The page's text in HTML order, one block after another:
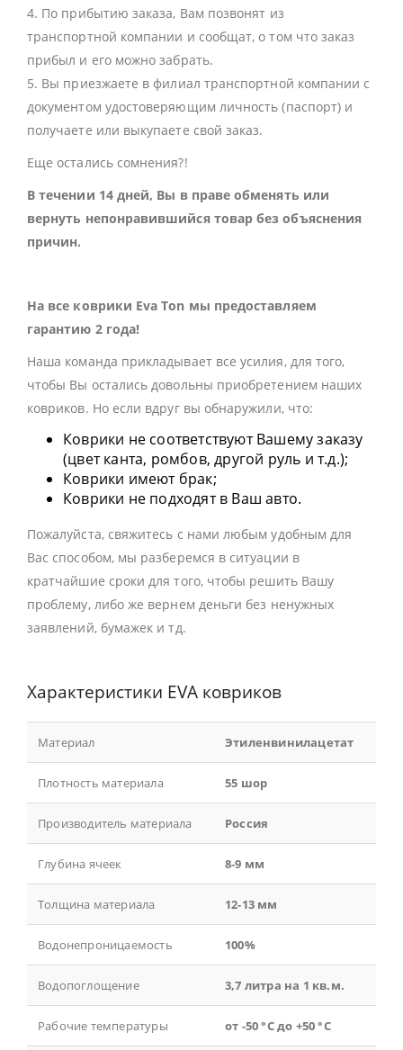
4. По прибытию заказа, Вам позвонят из
транспортной компании и сообщат, о том что заказ
прибыл и его можно забрать.
5. Вы приезжаете в филиал транспортной компании с
документом удостоверяющим личность (паспорт) и
получаете или выкупаете свой заказ.
Еще остались сомнения?!
В течении 14 дней, Вы в праве обменять или
вернуть непонравившийся товар без объяснения
причин.
На все коврики Eva Ton мы предоставляем
гарантию 2 года!
Наша команда прикладывает все усилия, для того,
чтобы Вы остались довольны приобретением наших
ковриков. Но если вдруг вы обнаружили, что:
Коврики не соответствуют Вашему заказу
(цвет канта, ромбов, другой руль и т.д.);
Коврики имеют брак;
Коврики не подходят в Ваш авто.
Пожалуйста, свяжитесь с нами любым удобным для
Вас способом, мы разберемся в ситуации в
кратчайшие сроки для того, чтобы решить Вашу
проблему, либо же вернем деньги без ненужных
заявлений, бумажек и тд.
Характеристики EVA ковриков
Материал Этиленвинилацетат
Плотность материала 55 шор
Производитель материала Россия
Глубина ячеек 8-9 мм
Толщина материала 12-13 мм
Водонепроницаемость 100%
Водопоглощение 3,7 литра на 1 кв.м.
Рабочие температуры от -50 °С до +50 °С